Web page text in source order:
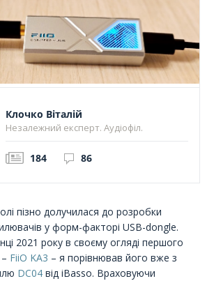
Клочко Віталій
Незалежний експерт. Аудіофіл.
184 86
пізно долучилася до розробки
у форм-факторі USB-dongle.
2021 року в своєму огляді першого
FiiO KA3 – я порівнював його вже з
DC04 від iBasso. Враховуючи